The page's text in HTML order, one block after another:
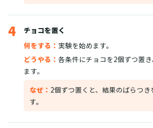
4
チョコを置く
何をする： 実験を始めます。
どうやる： 各条件にチョコを2個ずつ置
ます。
なぜ： 2個ずつ置くと、結果のばらつき
す。